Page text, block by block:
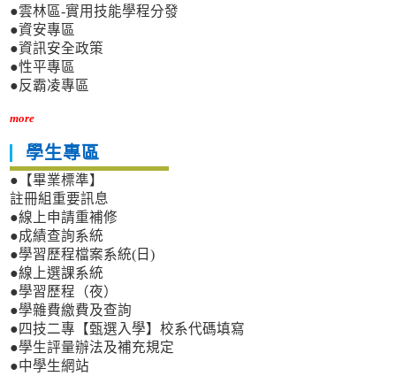
●雲林區-實用技能學程分發
●資安專區
●資訊安全政策
●性平專區
●反霸凌專區
more
學生專區
●【畢業標準】
註冊組重要訊息
●線上申請重補修
●成績查詢系統
●學習歷程檔案系統(日)
●線上選課系統
●學習歷程（夜）
●學雜費繳費及查詢
●四技二專【甄選入學】校系代碼填寫
●學生評量辦法及補充規定
●中學生網站